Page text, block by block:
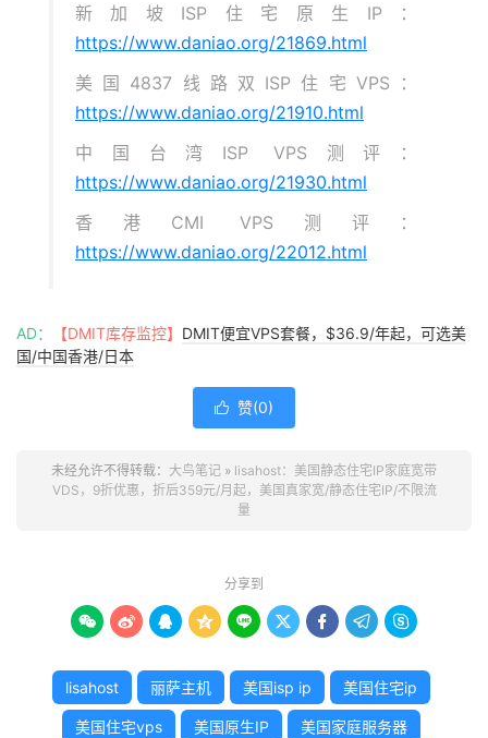
新加坡ISP住宅原生IP：
https://www.daniao.org/21869.html
美国4837线路双ISP住宅VPS：
https://www.daniao.org/21910.html
中国台湾ISP VPS测评：
https://www.daniao.org/21930.html
香港CMI VPS测评：
https://www.daniao.org/22012.html
AD： 【DMIT库存监控】 DMIT便宜VPS套餐，$36.9/年起，可选美
国/中国香港/日本
 赞(0)
未经允许不得转载： 大鸟笔记 » lisahost：美国静态住宅IP家庭宽带
VDS，9折优惠，折后359元/月起，美国真家宽/静态住宅IP/不限流
量
分享到
        
lisahost 丽萨主机 美国isp ip 美国住宅ip
美国住宅vps 美国原生IP 美国家庭服务器